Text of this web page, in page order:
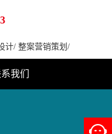
计/ 整案营销策划 /
我们